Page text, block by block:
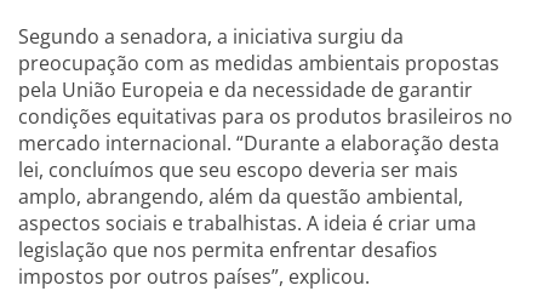
Segundo a senadora, a iniciativa surgiu da
preocupação com as medidas ambientais propostas
pela União Europeia e da necessidade de garantir
condições equitativas para os produtos brasileiros no
mercado internacional. “Durante a elaboração desta
lei, concluímos que seu escopo deveria ser mais
amplo, abrangendo, além da questão ambiental,
aspectos sociais e trabalhistas. A ideia é criar uma
legislação que nos permita enfrentar desafios
impostos por outros países”, explicou.